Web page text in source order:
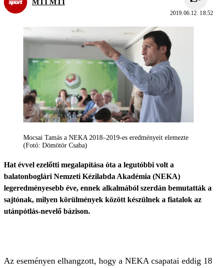
MTI MTI
2019.06.12. 18:52
Mocsai Tamás a NEKA 2018–2019-es eredményeit elemezte
(Fotó: Dömötör Csaba)
Hat évvel ezelőtti megalapítása óta a legutóbbi volt a
balatonboglári Nemzeti Kézilabda Akadémia (NEKA)
legeredményesebb éve, ennek alkalmából szerdán bemutatták a
sajtónak, milyen körülmények között készülnek a fiatalok az
utánpótlás-nevelő bázison.
Az eseményen elhangzott, hogy a NEKA csapatai eddig 18